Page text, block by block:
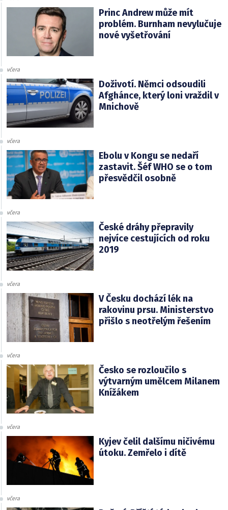
Princ Andrew může mít
problém. Burnham nevylučuje
nové vyšetřování
včera
Doživotí. Němci odsoudili
Afghánce, který loni vraždil v
Mnichově
včera
Ebolu v Kongu se nedaří
zastavit. Šéf WHO se o tom
přesvědčil osobně
včera
České dráhy přepravily
nejvíce cestujících od roku
2019
včera
V Česku dochází lék na
rakovinu prsu. Ministerstvo
přišlo s neotřelým řešením
včera
Česko se rozloučilo s
výtvarným umělcem Milanem
Knížákem
včera
Kyjev čelil dalšímu ničivému
útoku. Zemřelo i dítě
včera